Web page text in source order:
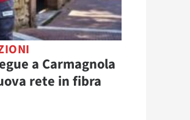
a Carmagnola
rete in fibra